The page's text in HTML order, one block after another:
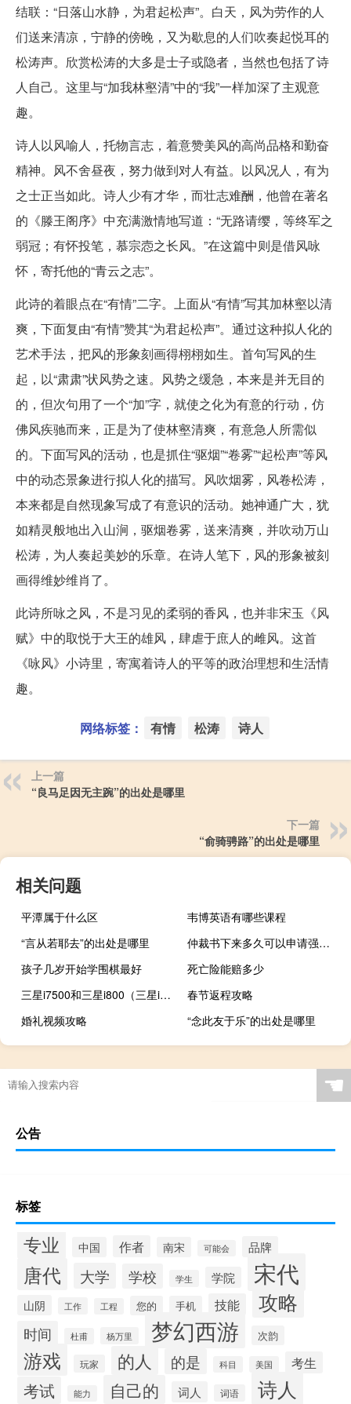
结联：“日落山水静，为君起松声”。白天，风为劳作的人
们送来清凉，宁静的傍晚，又为歇息的人们吹奏起悦耳的
松涛声。欣赏松涛的大多是士子或隐者，当然也包括了诗
人自己。这里与“加我林壑清”中的“我”一样加深了主观意
趣。
诗人以风喻人，托物言志，着意赞美风的高尚品格和勤奋
精神。风不舍昼夜，努力做到对人有益。以风况人，有为
之士正当如此。诗人少有才华，而壮志难酬，他曾在著名
的《滕王阁序》中充满激情地写道：“无路请缨，等终军之
弱冠；有怀投笔，慕宗悫之长风。”在这篇中则是借风咏
怀，寄托他的“青云之志”。
此诗的着眼点在“有情”二字。上面从“有情”写其加林壑以清
爽，下面复由“有情”赞其“为君起松声”。通过这种拟人化的
艺术手法，把风的形象刻画得栩栩如生。首句写风的生
起，以“肃肃”状风势之速。风势之缓急，本来是并无目的
的，但次句用了一个“加”字，就使之化为有意的行动，仿
佛风疾驰而来，正是为了使林壑清爽，有意急人所需似
的。下面写风的活动，也是抓住“驱烟”“卷雾”“起松声”等风
中的动态景象进行拟人化的描写。风吹烟雾，风卷松涛，
本来都是自然现象写成了有意识的活动。她神通广大，犹
如精灵般地出入山涧，驱烟卷雾，送来清爽，并吹动万山
松涛，为人奏起美妙的乐章。在诗人笔下，风的形象被刻
画得维妙维肖了。
此诗所咏之风，不是习见的柔弱的香风，也并非宋玉《风
赋》中的取悦于大王的雄风，肆虐于庶人的雌风。这首
《咏风》小诗里，寄寓着诗人的平等的政治理想和生活情
趣。
网络标签： 有情 松涛 诗人
上一篇
“良马足因无主踠”的出处是哪里
下一篇
“俞骑骋路”的出处是哪里
相关问题
平潭属于什么区
韦博英语有哪些课程
“言从若耶去”的出处是哪里
仲裁书下来多久可以申请强制执行
孩子几岁开始学围棋最好
死亡险能赔多少
三星i7500和三星i800（三星i7500）
春节返程攻略
婚礼视频攻略
“念此友于乐”的出处是哪里
☚
公告
标签
专业 中国 作者 南宋 可能会 品牌
唐代 大学 学校 学生 学院 宋代
山阴 工作 工程 您的 手机 技能 攻略
时间 杜甫 杨万里 梦幻西游 次韵
游戏 玩家 的人 的是 科目 美国 考生
考试 能力 自己的 词人 词语 诗人